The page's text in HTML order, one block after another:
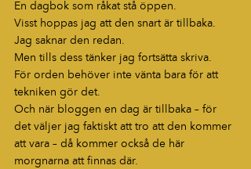
En dagbok som råkat stå öppen.
Visst hoppas jag att den snart är tillbaka.
Jag saknar den redan.
Men tills dess tänker jag fortsätta skriva.
För orden behöver inte vänta bara för att
tekniken gör det.
Och när bloggen en dag är tillbaka – för
det väljer jag faktiskt att tro att den kommer
att vara – då kommer också de här
morgnarna att finnas där.